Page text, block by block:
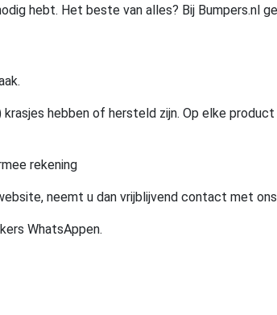
hebt. Het beste van alles? Bij Bumpers.nl
hebben of hersteld zijn. Op elke
rekening
neemt u dan vrijblijvend contact met
WhatsAppen.